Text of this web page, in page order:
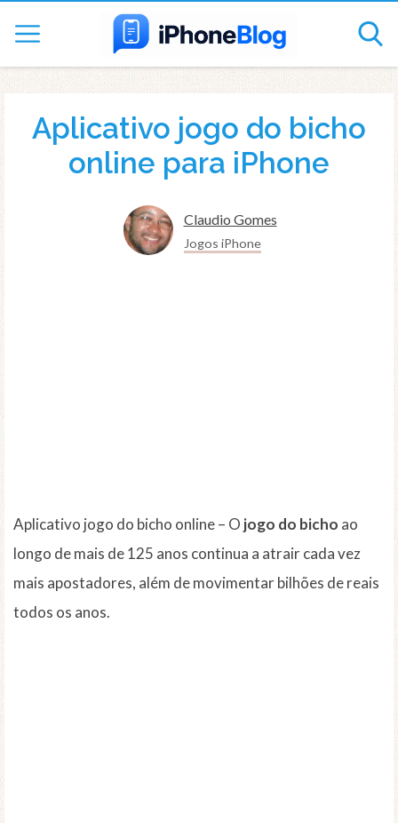
Aplicativo jogo do bicho
online para iPhone
Claudio Gomes
Jogos iPhone
Aplicativo jogo do bicho online – O jogo do bicho ao
longo de mais de 125 anos continua a atrair cada vez
mais apostadores, além de movimentar bilhões de reais
todos os anos.